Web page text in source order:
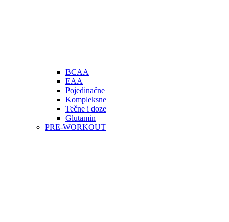
BCAA
EAA
Pojedinačne
Kompleksne
Tečne i doze
Glutamin
PRE-WORKOUT